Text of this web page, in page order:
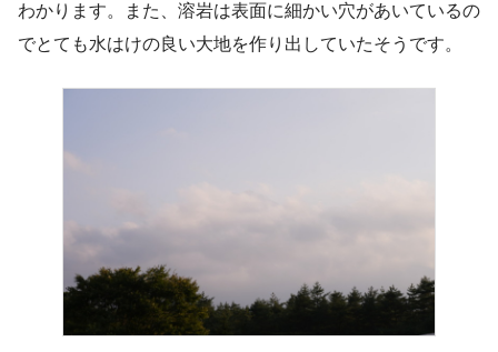
わかります。また、溶岩は表面に細かい穴があいているの
でとても水はけの良い大地を作り出していたそうです。